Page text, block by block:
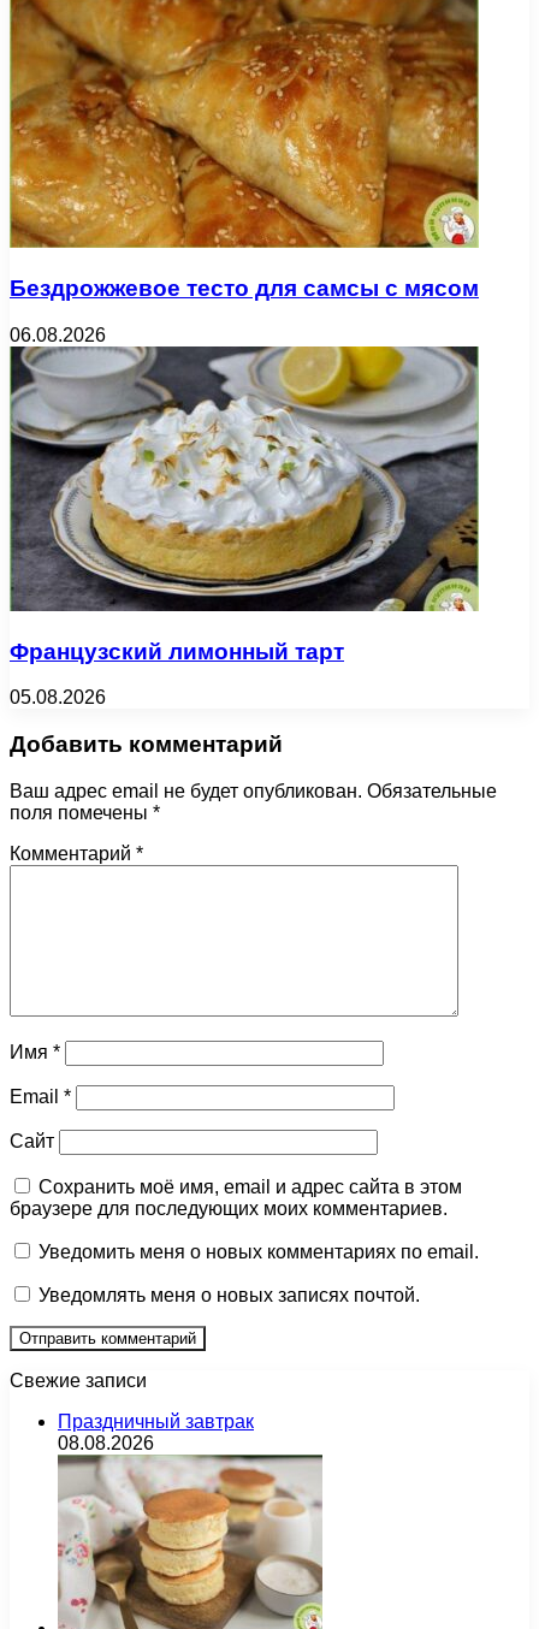
Бездрожжевое тесто для самсы с мясом
06.08.2026
Французский лимонный тарт
05.08.2026
Добавить комментарий
Ваш адрес email не будет опубликован. Обязательные
поля помечены *
Комментарий *
Имя *
Email *
Сайт
Сохранить моё имя, email и адрес сайта в этом
браузере для последующих моих комментариев.
Уведомить меня о новых комментариях по email.
Уведомлять меня о новых записях почтой.
Свежие записи
Праздничный завтрак
08.08.2026